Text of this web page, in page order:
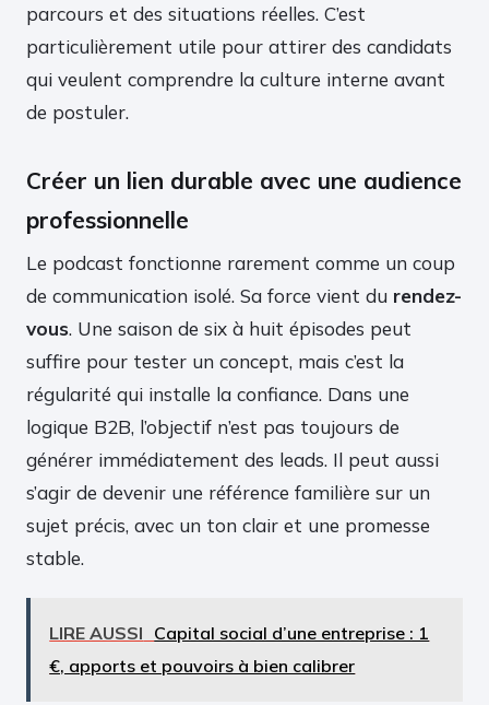
parcours et des situations réelles. C’est
particulièrement utile pour attirer des candidats
qui veulent comprendre la culture interne avant
de postuler.
Créer un lien durable avec une audience
professionnelle
Le podcast fonctionne rarement comme un coup
de communication isolé. Sa force vient du rendez-
vous. Une saison de six à huit épisodes peut
suffire pour tester un concept, mais c’est la
régularité qui installe la confiance. Dans une
logique B2B, l’objectif n’est pas toujours de
générer immédiatement des leads. Il peut aussi
s’agir de devenir une référence familière sur un
sujet précis, avec un ton clair et une promesse
stable.
LIRE AUSSI Capital social d’une entreprise : 1
€, apports et pouvoirs à bien calibrer